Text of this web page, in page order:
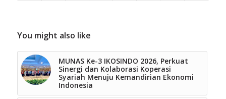
You might also like
MUNAS Ke-3 IKOSINDO 2026, Perkuat
Sinergi dan Kolaborasi Koperasi
Syariah Menuju Kemandirian Ekonomi
Indonesia